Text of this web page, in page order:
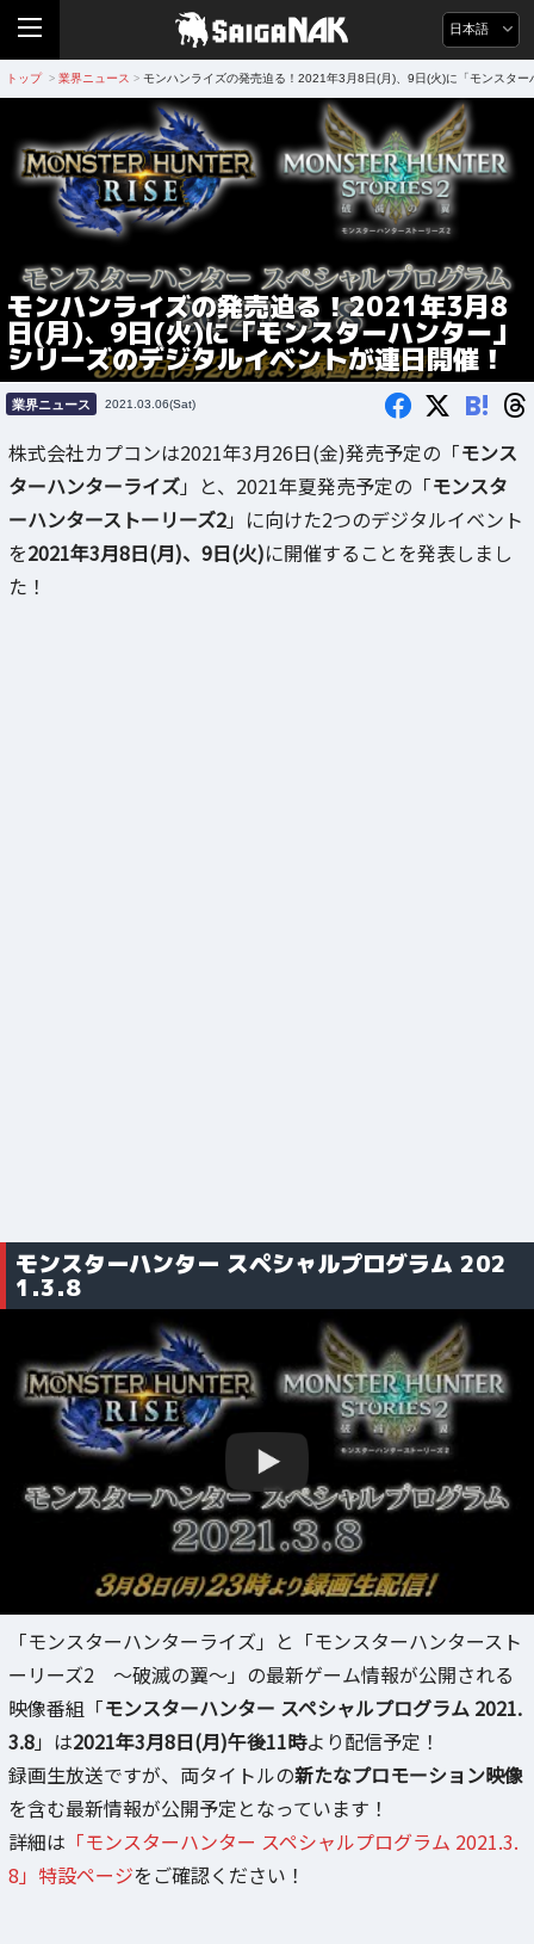
日本語
トップ > 業界ニュース > モンハンライズの発売迫る！2021年3月8日(月)、9日(火)に「モンスタ
モンハンライズの発売迫る！2021年3月8
日(月)、9日(火)に「モンスターハンター」
シリーズのデジタルイベントが連日開催！
業界ニュース 2021.03.06(Sat) B!
株式会社カプコンは2021年3月26日(金)発売予定の「モンス
ターハンターライズ」と、2021年夏発売予定の「モンスタ
ーハンターストーリーズ2」に向けた2つのデジタルイベント
を2021年3月8日(月)、9日(火)に開催することを発表しまし
た！
モンスターハンター スペシャルプログラム 202
1.3.8
「モンスターハンターライズ」と「モンスターハンタースト
ーリーズ2 ～破滅の翼～」の最新ゲーム情報が公開される
映像番組「モンスターハンター スペシャルプログラム 2021.
3.8」は2021年3月8日(月)午後11時より配信予定！
録画生放送ですが、両タイトルの新たなプロモーション映像
を含む最新情報が公開予定となっています！
詳細は 「モンスターハンター スペシャルプログラム 2021.3.
8」特設ページをご確認ください！